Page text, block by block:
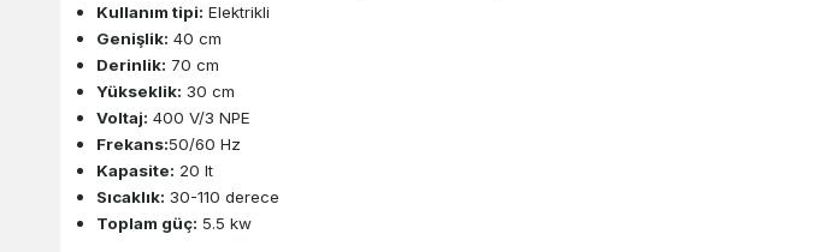
Kullanım tipi: Elektrikli
Genişlik: 40 cm
Derinlik: 70 cm
Yükseklik: 30 cm
Voltaj: 400 V/3 NPE
Frekans:50/60 Hz
Kapasite: 20 lt
Sıcaklık: 30-110 derece
Toplam güç: 5.5 kw